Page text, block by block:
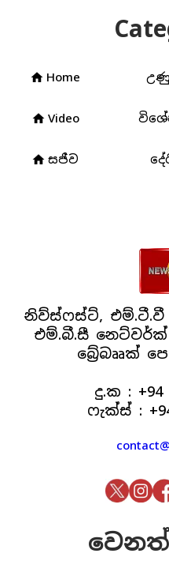
නිව්ස්ෆස්ට්, එම්.ටී.වී
එම්.බී.සී නෙට්වර්ක්
බ්‍රේබෲක්
දු.ක : +94
ෆැක්ස් :
home Home
home Video
home සජීව